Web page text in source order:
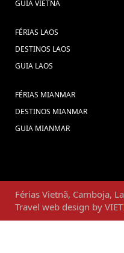
GUIA VIETNÃ
FÉRIAS LAOS
DESTINOS LAOS
GUIA LAOS
FÉRIAS MIANMAR
DESTINOS MIANMAR
GUIA MIANMAR
Férias Vietnã, Camboja,
Travel web design by VIET